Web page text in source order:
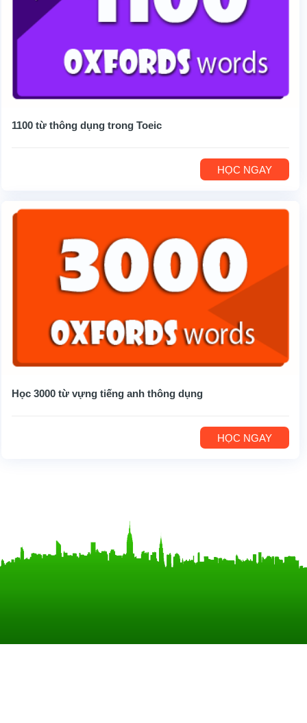
1100 từ thông dụng trong Toeic
HỌC NGAY
Học 3000 từ vựng tiếng anh thông dụng
HỌC NGAY